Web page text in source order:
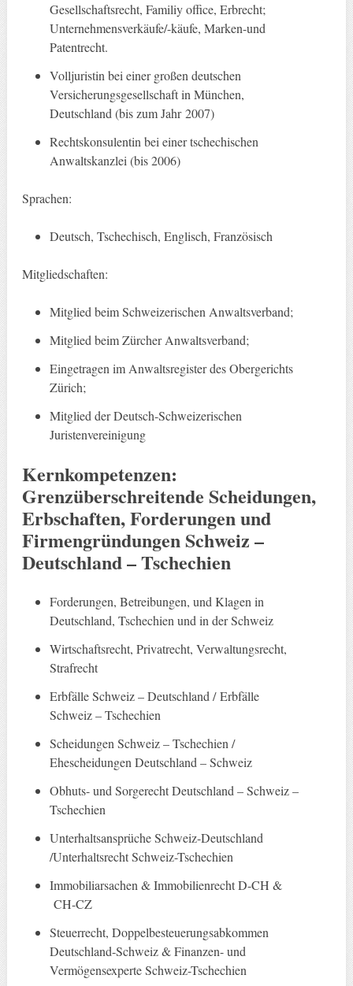
Gesellschaftsrecht, Familiy office, Erbrecht;
Unternehmensverkäufe/-käufe, Marken-und
Patentrecht.
Volljuristin bei einer großen deutschen
Versicherungsgesellschaft in München,
Deutschland (bis zum Jahr 2007)
Rechtskonsulentin bei einer tschechischen
Anwaltskanzlei (bis 2006)
Sprachen:
Deutsch, Tschechisch, Englisch, Französisch
Mitgliedschaften:
Mitglied beim Schweizerischen Anwaltsverband;
Mitglied beim Zürcher Anwaltsverband;
Eingetragen im Anwaltsregister des Obergerichts
Zürich;
Mitglied der Deutsch-Schweizerischen
Juristenvereinigung
Kernkompetenzen:
Grenzüberschreitende Scheidungen,
Erbschaften, Forderungen und
Firmengründungen Schweiz –
Deutschland – Tschechien
Forderungen, Betreibungen, und Klagen in
Deutschland, Tschechien und in der Schweiz
Wirtschaftsrecht, Privatrecht, Verwaltungsrecht,
Strafrecht
Erbfälle Schweiz – Deutschland / Erbfälle
Schweiz – Tschechien
Scheidungen Schweiz – Tschechien /
Ehescheidungen Deutschland – Schweiz
Obhuts- und Sorgerecht Deutschland – Schweiz –
Tschechien
Unterhaltsansprüche Schweiz-Deutschland
/Unterhaltsrecht Schweiz-Tschechien
Immobiliarsachen & Immobilienrecht D-CH &
CH-CZ
Steuerrecht, Doppelbesteuerungsabkommen
Deutschland-Schweiz & Finanzen- und
Vermögensexperte Schweiz-Tschechien